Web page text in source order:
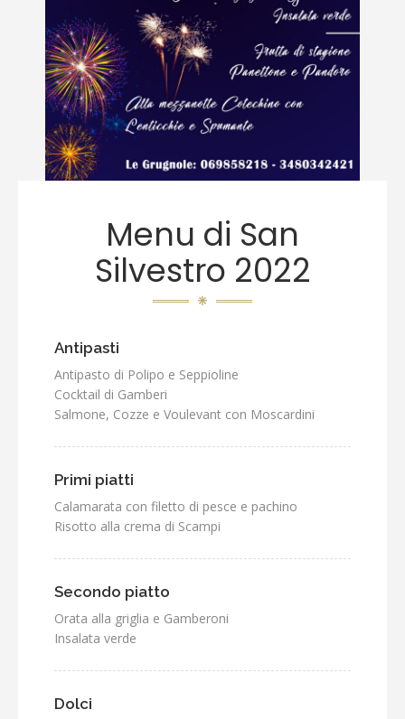
Menu di San
Silvestro 2022
Antipasti
Antipasto di Polipo e Seppioline
Cocktail di Gamberi
Salmone, Cozze e Voulevant con Moscardini
Primi piatti
Calamarata con filetto di pesce e pachino
Risotto alla crema di Scampi
Secondo piatto
Orata alla griglia e Gamberoni
Insalata verde
Dolci